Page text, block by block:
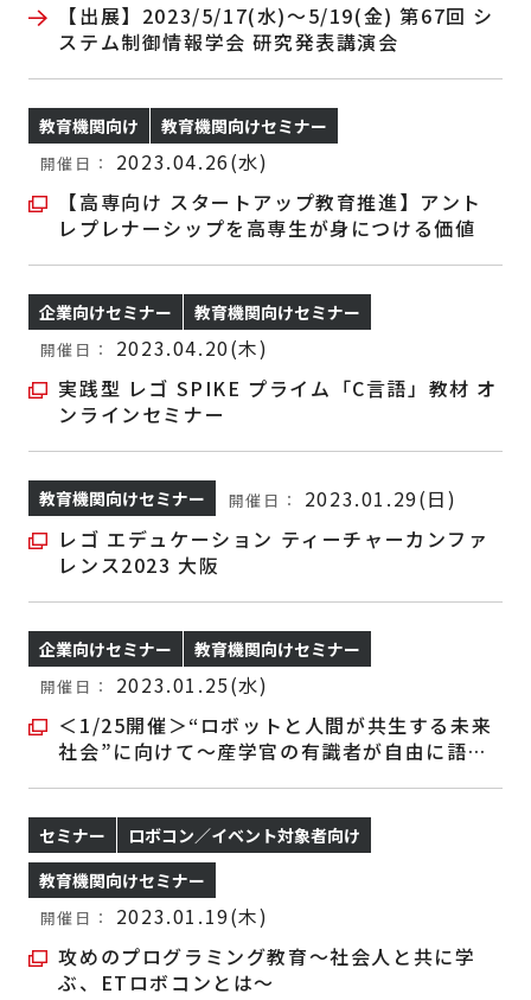
【出展】2023/5/17(水)～5/19(金) 第67回 シ
ステム制御情報学会 研究発表講演会
教育機関向け 教育機関向けセミナー
開催日：
2023.04.26(水)
【高専向け スタートアップ教育推進】アント
レプレナーシップを高専生が身につける価値
企業向けセミナー 教育機関向けセミナー
開催日：
2023.04.20(木)
実践型 レゴ SPIKE プライム「C言語」教材 オ
ンラインセミナー
教育機関向けセミナー 開催日：
2023.01.29(日)
レゴ エデュケーション ティーチャーカンファ
レンス2023 大阪
企業向けセミナー 教育機関向けセミナー
開催日：
2023.01.25(水)
＜1/25開催＞“ロボットと人間が共生する未来
社会”に向けて～産学官の有識者が自由に語る
セミナー
ロボコン／イベント対象者向け
教育機関向けセミナー
開催日：
2023.01.19(木)
攻めのプログラミング教育～社会人と共に学
ぶ、ETロボコンとは～